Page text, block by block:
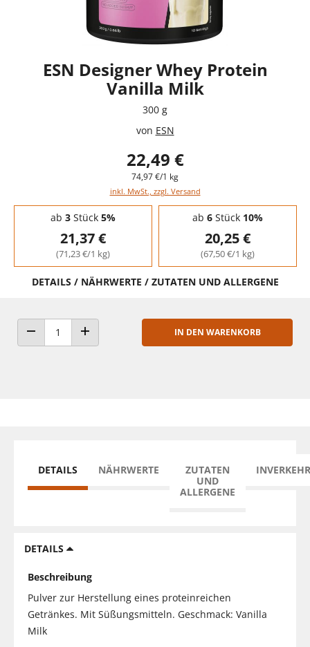
ESN Designer Whey Protein
Vanilla Milk
300 g
von ESN
22,49 €
74,97 €/1 kg
inkl. MwSt., zzgl. Versand
Staffelpreise - Mengenrabatt
ab 3Stück 5%
21,37 €
(71,23 €/1 kg)
ab 6Stück 10%
20,25 €
(67,50 €/1 kg)
DETAILS / NÄHRWERTE / ZUTATEN UND ALLERGENE
ANZAHL VERRINGERNANZAHL ERHÖHEN
IN DEN WARENKORB
DETAILS NÄHRWERTE
ZUTATEN
UND
ALLERGENE
DETAILS
Beschreibung
Pulver zur Herstellung eines proteinreichen
Getränkes. Mit Süßungsmitteln. Geschmack: Vanilla
Milk